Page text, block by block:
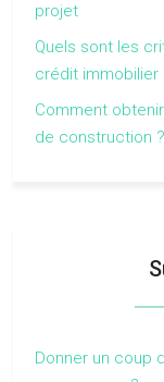
projet
Quels sont les
crédit immobilier
Comment
de construction ?
Donner un coup